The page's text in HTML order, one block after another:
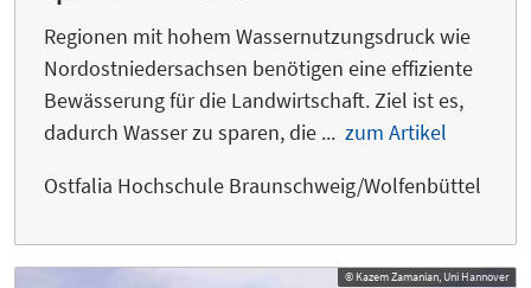
Regionen mit hohem Wassernutzungsdruck wie
Nordostniedersachsen benötigen eine effiziente
Bewässerung für die Landwirtschaft. Ziel ist es,
dadurch Wasser zu sparen, die ... zum Artikel
Ostfalia Hochschule Braunschweig/Wolfenbüttel
© Kazem Zamanian, Uni Hannover